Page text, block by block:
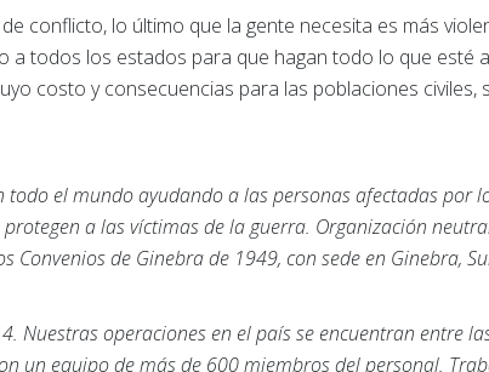
conflicto, lo último que la gente necesita es más
a todos los estados para que hagan todo lo que esté
costo y consecuencias para las poblaciones civiles,
todo el mundo ayudando a las personas afectadas por
a las víctimas de la guerra. Organización
Convenios de Ginebra de 1949, con sede en Ginebra,
Nuestras operaciones en el país se encuentran entre
un equipo de más de 600 miembros del personal.